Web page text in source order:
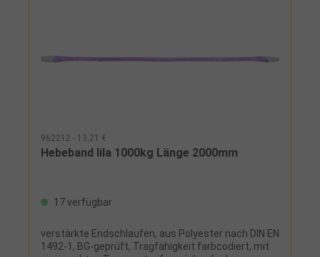
962212 - 13,21 €
Hebeband lila 1000kg Länge 2000mm
17 verfügbar
verstärkte Endschlaufen, aus Polyester nach DIN EN
1492-1, BG-geprüft, Tragfähigkeit farbcodiert, mit